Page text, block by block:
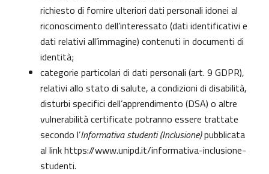
richiesto di fornire ulteriori dati personali idonei al
riconoscimento dell’interessato (dati identificativi e
dati relativi all’immagine) contenuti in documenti di
identità;
categorie particolari di dati personali (art. 9 GDPR),
relativi allo stato di salute, a condizioni di disabilità,
disturbi specifici dell’apprendimento (DSA) o altre
vulnerabilità certificate potranno essere trattate
secondo l’Informativa studenti (Inclusione)pubblicata
al linkhttps://www.unipd.it/informativa-inclusione-
studenti.